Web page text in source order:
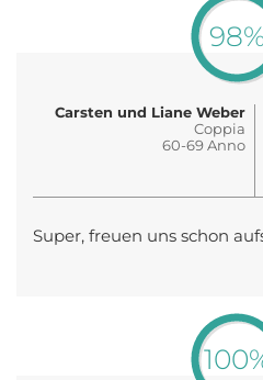
Carsten und Liane Weber
Coppia
60-69 Anno
Super, freuen uns schon